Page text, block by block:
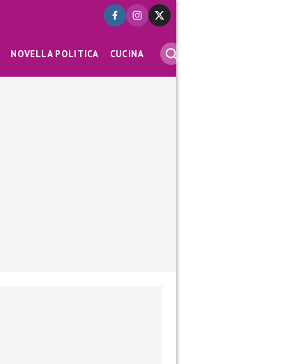
NOVELLA POLITICA CUCINA